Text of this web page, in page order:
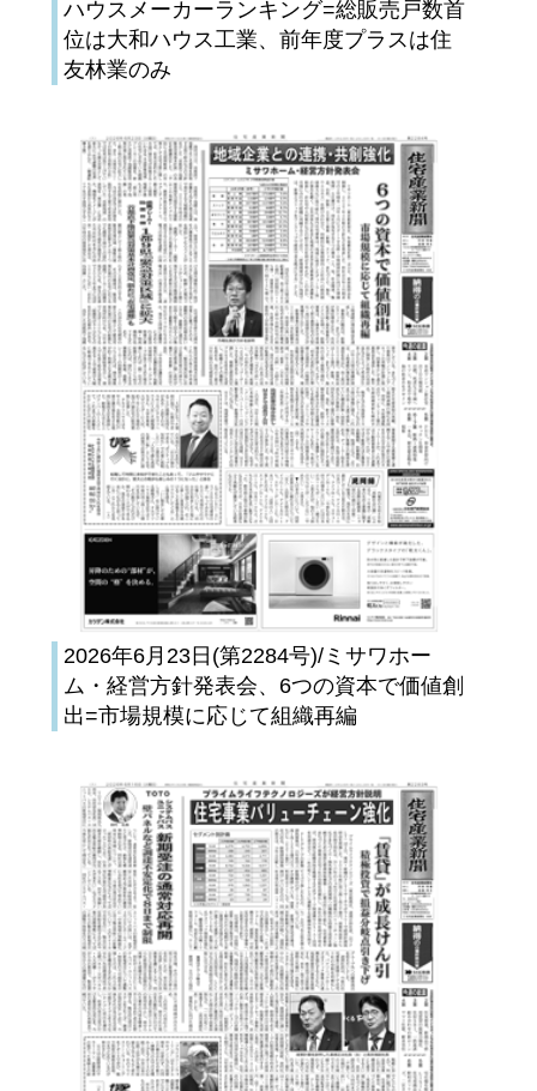
ハウスメーカーランキング=総販売戸数首
位は大和ハウス工業、前年度プラスは住
友林業のみ
2026年6月23日(第2284号)/ミサワホー
ム・経営方針発表会、6つの資本で価値創
出=市場規模に応じて組織再編